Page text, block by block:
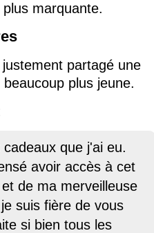
marquante.
partagé une
plus jeune.
que j'ai eu.
avoir accès à cet
de ma merveilleuse
suis fière de vous
si bien tous les